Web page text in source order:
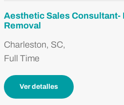
Aesthetic Sales Consultant-
Removal
Charleston, SC,
Full Time
Ver detalles